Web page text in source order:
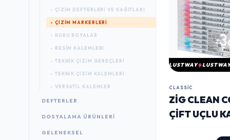
- ÇIZIM DEFTERLERI VE KAĞITLARI
- ÇIZIM MARKERLERI
- KURU BOYALAR
- RESIM KALEMLERI
- TEKNIK ÇIZIM GEREÇLERI
- TEKNIK ÇIZIM KALEMLERI
- VERSATIL KALEMLER
DEFTERLER
DOSYALAMA ÜRÜNLERI
GELENEKSEL
LUSTWAY
CLASSIC
ZIG CLEAN
ÇIFT UÇLU